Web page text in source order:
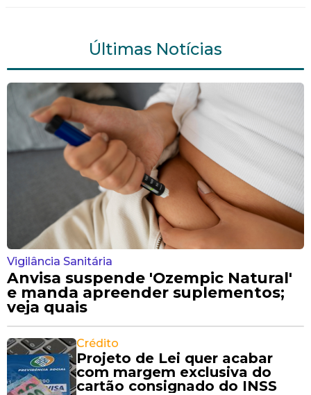
Últimas Notícias
Vigilância Sanitária
Anvisa suspende 'Ozempic Natural'
e manda apreender suplementos;
veja quais
Crédito
Projeto de Lei quer acabar
com margem exclusiva do
cartão consignado do INSS